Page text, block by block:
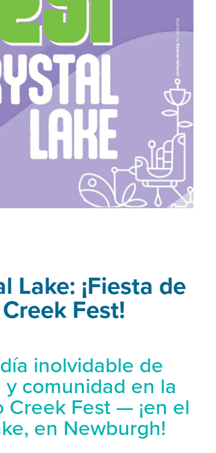
Lake: ¡Fiesta de
Fest!
inolvidable de
comunidad en la
Fest — ¡en el
en Newburgh!